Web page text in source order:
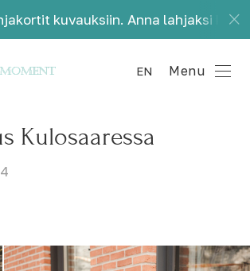
Anna lahjaksi kauniita
EN Menu
Kulosaaressa